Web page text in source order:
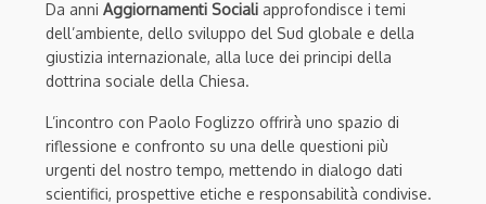
Da anni Aggiornamenti Sociali approfondisce i temi
dell’ambiente, dello sviluppo del Sud globale e della
giustizia internazionale, alla luce dei principi della
dottrina sociale della Chiesa.
L’incontro con Paolo Foglizzo offrirà uno spazio di
riflessione e confronto su una delle questioni più
urgenti del nostro tempo, mettendo in dialogo dati
scientifici, prospettive etiche e responsabilità condivise.